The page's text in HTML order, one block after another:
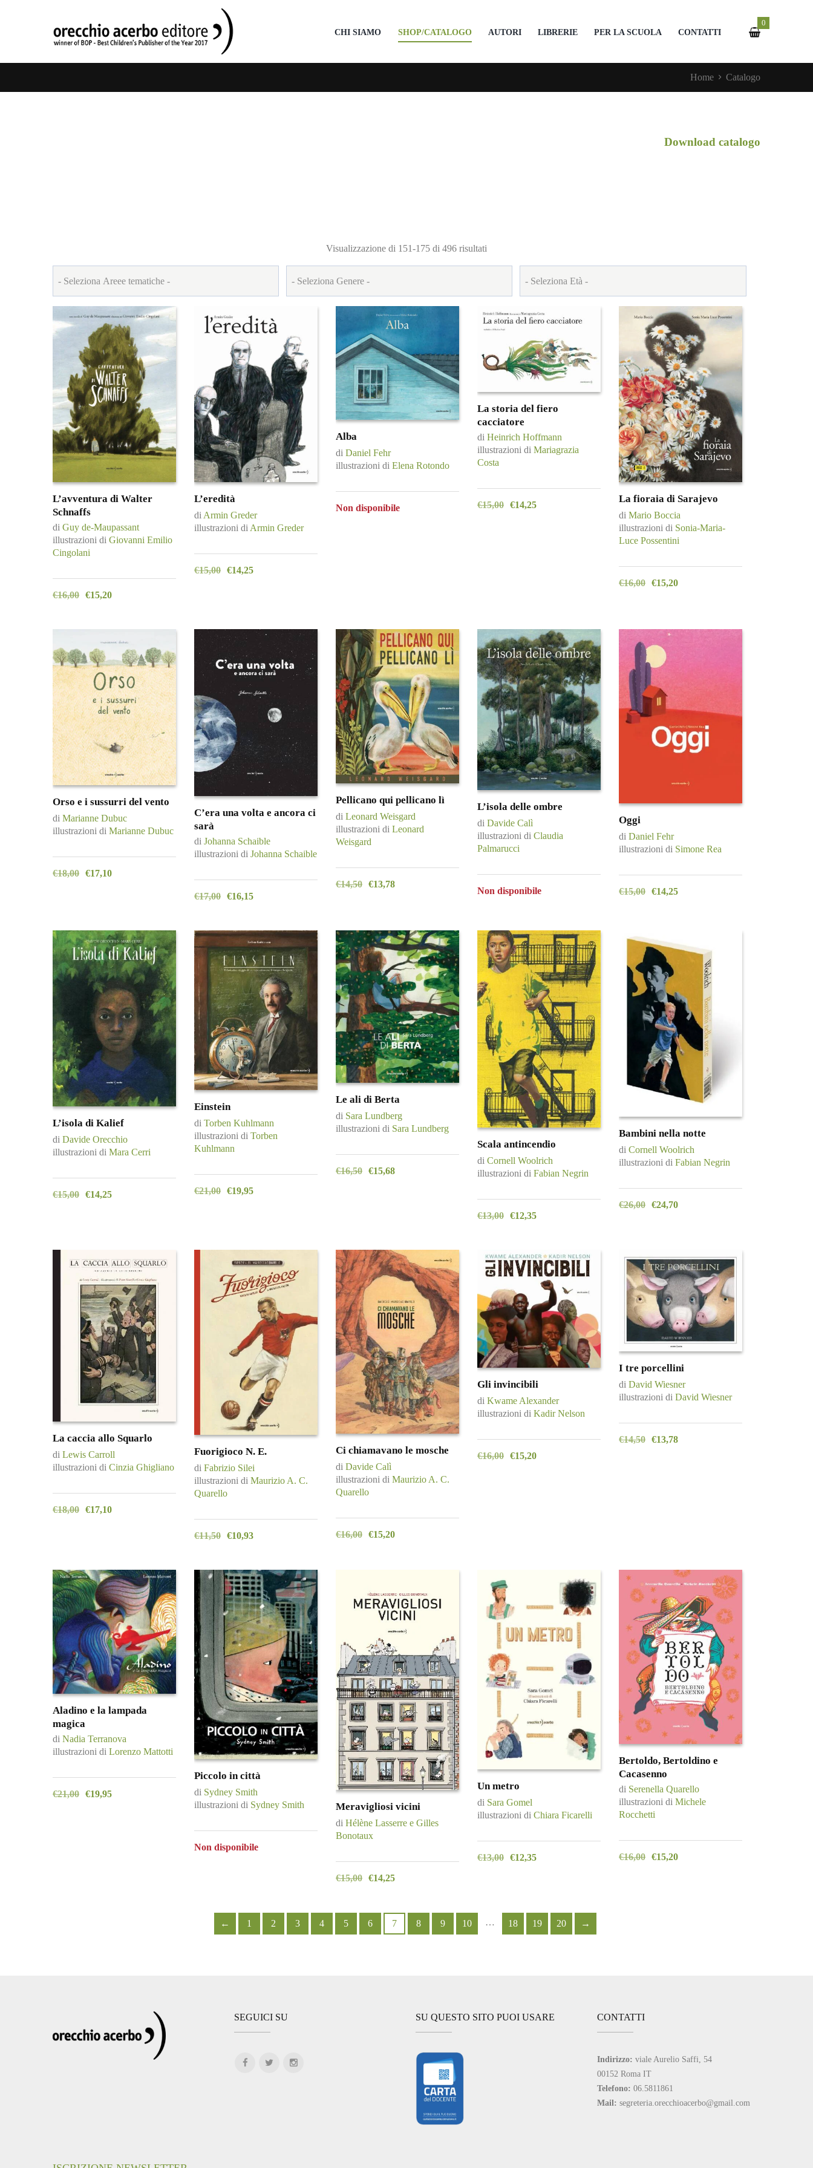
CHI SIAMO SHOP/CATALOGO AUTORI LIBRERIE PER LA SCUOLA CONTATTI
0
Home Catalogo
Download catalogo
Visualizzazione di 151-175 di 496 risultati
recente
L’avventura di Walter
Schnaffs
di Guy de-Maupassant
illustrazioni di Giovanni Emilio
Cingolani
€16,00 €15,20
L’eredità
diArmin Greder
illustrazioni diArmin Greder
€15,00 €14,25
Alba
di Daniel Fehr
illustrazioni di Elena Rotondo
Non disponibile
La storia del fiero
cacciatore
di Heinrich Hoffmann
illustrazioni di Mariagrazia
Costa
€15,00 €14,25
La fioraia di Sarajevo
di Mario Boccia
illustrazioni di Sonia-Maria-
Luce Possentini
€16,00 €15,20
Orso e i sussurri del vento
di Marianne Dubuc
illustrazioni di Marianne Dubuc
€18,00 €17,10
C’era una volta e ancora ci
sarà
di Johanna Schaible
illustrazioni di Johanna Schaible
€17,00 €16,15
Pellicano qui pellicano lì
di Leonard Weisgard
illustrazioni di Leonard
Weisgard
€14,50 €13,78
L’isola delle ombre
di Davide Calì
illustrazioni di Claudia
Palmarucci
Non disponibile
Oggi
di Daniel Fehr
illustrazioni di Simone Rea
€15,00 €14,25
L’isola di Kalief
di Davide Orecchio
illustrazioni di Mara Cerri
€15,00 €14,25
Einstein
di Torben Kuhlmann
illustrazioni di Torben
Kuhlmann
€21,00 €19,95
Le ali di Berta
di Sara Lundberg
illustrazioni di Sara Lundberg
€16,50 €15,68
Scala antincendio
di Cornell Woolrich
illustrazioni di Fabian Negrin
€13,00 €12,35
Bambini nella notte
di Cornell Woolrich
illustrazioni di Fabian Negrin
€26,00 €24,70
La caccia allo Squarlo
di Lewis Carroll
illustrazioni di Cinzia Ghigliano
€18,00 €17,10
Fuorigioco N. E.
di Fabrizio Silei
illustrazioni di Maurizio A. C.
Quarello
€11,50 €10,93
Ci chiamavano le mosche
di Davide Calì
illustrazioni di Maurizio A. C.
Quarello
€16,00 €15,20
Gli invincibili
di Kwame Alexander
illustrazioni di Kadir Nelson
€16,00 €15,20
I tre porcellini
di David Wiesner
illustrazioni di David Wiesner
€14,50 €13,78
Aladino e la lampada
magica
di Nadia Terranova
illustrazioni di Lorenzo Mattotti
€21,00 €19,95
Piccolo in città
di Sydney Smith
illustrazioni di Sydney Smith
Non disponibile
Meravigliosi vicini
di Hélène Lasserre e Gilles
Bonotaux
€15,00 €14,25
Un metro
di Sara Gomel
illustrazioni di Chiara Ficarelli
€13,00 €12,35
Bertoldo, Bertoldino e
Cacasenno
di Serenella Quarello
illustrazioni di Michele
Rocchetti
€16,00 €15,20
← 1 2 3 4 5 6 7 8 9 10 … 18 19 20 →
SEGUICI SU SU QUESTO SITO PUOI USARE CONTATTI
Indirizzo: viale Aurelio Saffi, 54
00152 Roma IT
Telefono: 06.5811861
Mail: segreteria.orecchioacerbo@gmail.com